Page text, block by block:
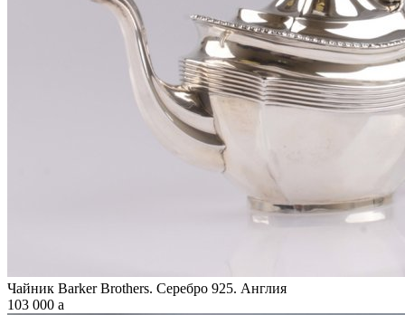
Чайник Barker Brothers. Серебро 925. Англия
103 000 a